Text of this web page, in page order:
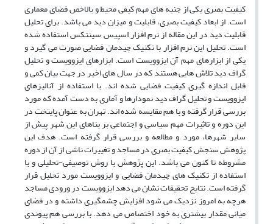
کیفیت بصری یکی از جنبه های مهم کیفی محیط و بالاخص فضای معماری
است. از ابعاد کیفیت بصری، قابلیت و میزان دید می باشد. برای تحلیل
قابلیت دید در این مقاله از نرم افزار اسپیس سینتکس استفاده شده
است. تحلیل این نرم افزار با تکنیک چیدمان فضایی صورت می گیرد و
یکی از ابزارهای مهم آن ایزوویست است. ابزارهای ایزوویست و تحلیل
گراف دید تلاش هایی هستند که در سال های اخیر در جهت بیان کمی و
قابل اندازه گیری کیفیت فضایی شده اند. با استفاده از آنالیزهای
ایزوویست و تحلیل گراف دید نمودارها و آماری به دست آمده که مورد
بررسی قرار گرفته و با هم مقایسه شده اند. تهران به عنوان پایتخت در
این دوره و تاثیرات مهم سیاسی و اجتماعی بر بناهای این شهر پیش از
سایر شهرها، مورد و مطالعه و بررسی قرار گرفته است. هدف این
پژوهش سنجش کیفیت بصری در مساجد و تغییرات ناشی از آن از دوره
مشروطه تا کنون می باشد. این پژوهش با روش توصیفی-تحلیلی و با
استفاده از تکنیک های چیدمان فضایی و ایزوویست مورد تحلیل قرار
گرفته است. نتایج تحقیقات نشان می دهد ایزوویست در ورودی مساجد
هرچه به امروز نزدیک می شود افزایش چشمگیری داشته و در فضای
میانی مقدار بیشتری به خود اختصاص می دهد. با بررسی هم پیوندی